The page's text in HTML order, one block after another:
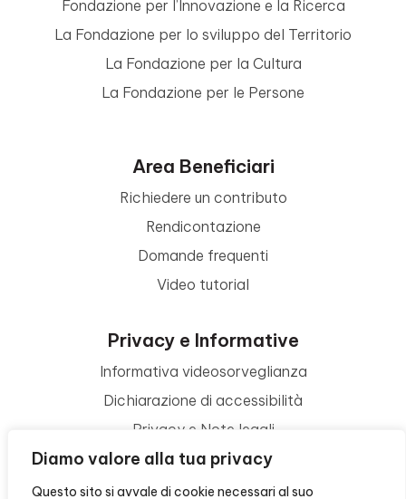
Diamo valore alla tua privacy
Questo sito si avvale di cookie necessari al suo
Fondazione per l’Innovazione e la Ricerca
La Fondazione per lo sviluppo del Territorio
La Fondazione per la Cultura
La Fondazione per le Persone
Area Beneficiari
Richiedere un contributo
Rendicontazione
Domande frequenti
Video tutorial
Privacy e Informative
Informativa videosorveglianza
Dichiarazione di accessibilità
Privacy e Note legali
Termini di utilizzo
Cookie policy